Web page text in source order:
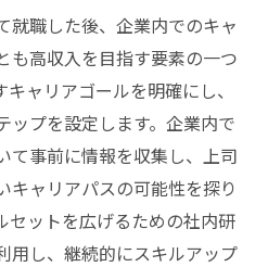
就職した後、企業内でのキャ
も高収入を目指す要素の一つ
ャリアゴールを明確にし、
ップを設定します。企業内で
て事前に情報を収集し、上司
キャリアパスの可能性を探り
セットを広げるための社内研
用し、継続的にスキルアップ